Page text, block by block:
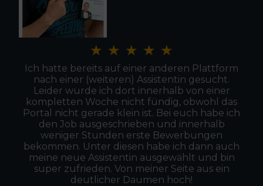
★ ★ ★ ★ ★
Ich hatte bereits auf einer anderen Plattform
nach einer (weiteren) Assistentin gesucht.
Leider wurde ich dort innerhalb von einer
kompletten Woche nicht fündig, obwohl das
Portal nicht gerade klein ist. Bei euch habe ich
den Job ausgeschrieben und innerhalb
weniger Stunden erste Bewerbungen
bekommen. Unter diesen habe ich dann auch
meine neue Assistentin ausgewählt und bin
super zufrieden. Von meiner Seite aus ein
deutlicher Daumen hoch!